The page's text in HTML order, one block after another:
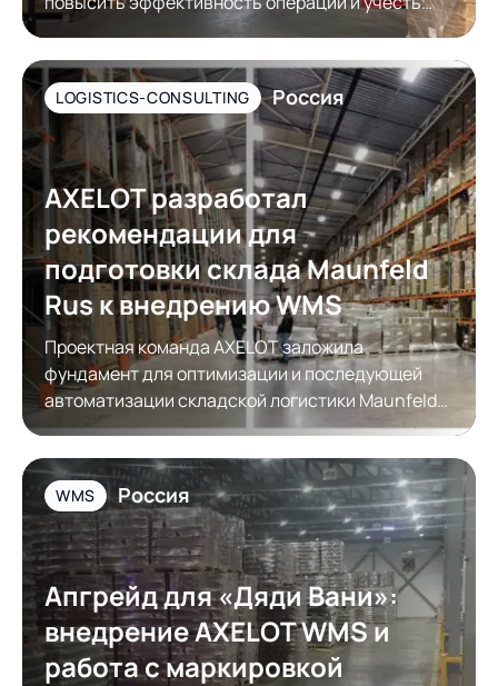
требования контрагентов к упаковке товара
LOGISTICS-CONSULTING Россия
AXELOT разработал
рекомендации для
подготовки склада Maunfeld
Rus к внедрению WMS
Проектная команда AXELOT заложила
фундамент для оптимизации и последующей
автоматизации складской логистики Maunfeld
Rus
WMS Россия
Апгрейд для «Дяди Вани»:
внедрение AXELOT WMS и
работа с маркировкой